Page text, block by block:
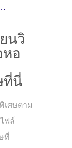
»
นวิ
อ
ที่นี่
เศษตาม
ฟล์
ที่